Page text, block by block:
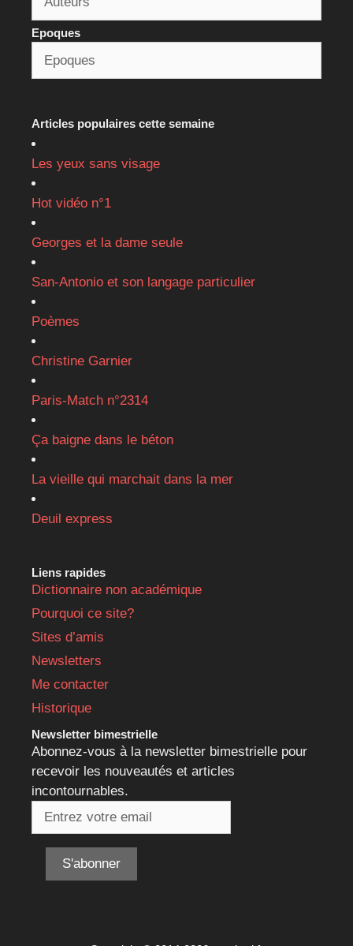
Epoques
Articles populaires cette semaine
Les yeux sans visage
Hot vidéo n°1
Georges et la dame seule
San-Antonio et son langage particulier
Poèmes
Christine Garnier
Paris-Match n°2314
Ça baigne dans le béton
La vieille qui marchait dans la mer
Deuil express
Liens rapides
Dictionnaire non académique
Pourquoi ce site?
Sites d’amis
Newsletters
Me contacter
Historique
Newsletter bimestrielle
Abonnez-vous à la newsletter bimestrielle pour
recevoir les nouveautés et articles
incontournables.